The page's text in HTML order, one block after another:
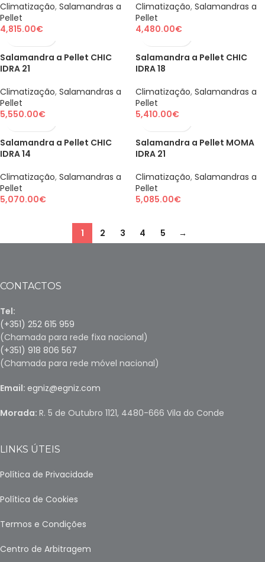
Climatização, Salamandras a
Pellet
4,815.00€
Climatização, Salamandras a
Pellet
4,480.00€
Salamandra a Pellet CHIC
IDRA 21
Climatização, Salamandras a
Pellet
5,550.00€
Salamandra a Pellet CHIC
IDRA 18
Climatização, Salamandras a
Pellet
5,410.00€
Salamandra a Pellet CHIC
IDRA 14
Climatização, Salamandras a
Pellet
5,070.00€
Salamandra a Pellet MOMA
IDRA 21
Climatização, Salamandras a
Pellet
5,085.00€
1 2 3 4 5 →
CONTACTOS
Tel:
(+351) 252 615 959
(Chamada para rede fixa nacional)
(+351) 918 806 567
(Chamada para rede móvel nacional)
Email: egniz@egniz.com
Morada: R. 5 de Outubro 1121, 4480-666 Vila do Conde
LINKS ÚTEIS
Política de Privacidade
Política de Cookies
Termos e Condições
Centro de Arbitragem